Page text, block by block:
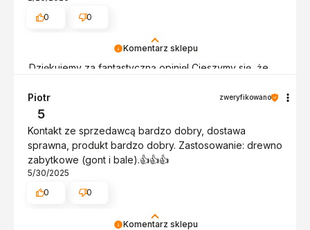
Komentarz sklepu
Dziękujemy za fantastyczną opinię! Cieszymy się, że
jest dla nas priorytetem. Do zobaczenia ponownie!
Pozdrawiamy, obsługa sklepu.
0
0
Komentarz sklepu
Piotr zweryfikowano
5
Kontakt ze sprzedawcą bardzo dobry, dostawa
sprawna, produkt bardzo dobry. Zastosowanie: drewno
zabytkowe (gont i bale).👍️👍️👍️
5/30/2025
0
0